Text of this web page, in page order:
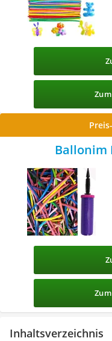
Ballonim
Inhaltsverzeichnis